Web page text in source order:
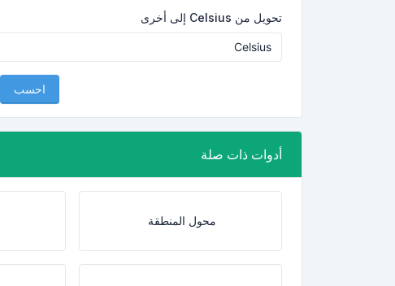
تحويل من Celsius إلى أخرى
احسب
أدوات ذات صلة
محول المنطقة